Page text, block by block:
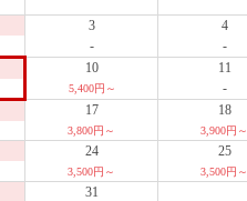
3
-
4
-
10
5,400円～
11
-
17
3,800円～
18
3,900円～
24
3,500円～
25
3,500円～
31